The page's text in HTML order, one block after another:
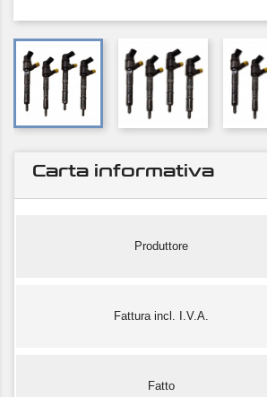
Carta informativa
Produttore
Fattura incl. I.V.A.
Fatto